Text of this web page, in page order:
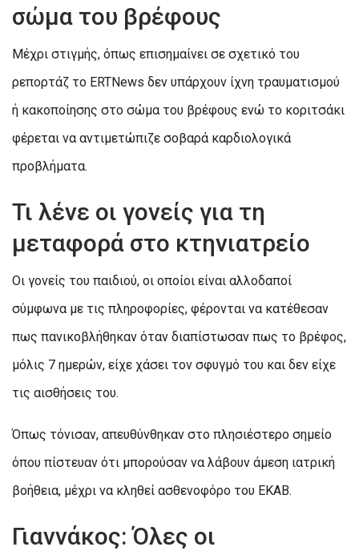
σώμα του βρέφους
Μέχρι στιγμής, όπως επισημαίνει σε σχετικό του
ρεπορτάζ το ERTNews δεν υπάρχουν ίχνη τραυματισμού
ή κακοποίησης στο σώμα του βρέφους ενώ το κοριτσάκι
φέρεται να αντιμετώπιζε σοβαρά καρδιολογικά
προβλήματα.
Τι λένε οι γονείς για τη
μεταφορά στο κτηνιατρείο
Οι γονείς του παιδιού, οι οποίοι είναι αλλοδαποί
σύμφωνα με τις πληροφορίες, φέρονται να κατέθεσαν
πως πανικοβλήθηκαν όταν διαπίστωσαν πως το βρέφος,
μόλις 7 ημερών, είχε χάσει τον σφυγμό του και δεν είχε
τις αισθήσεις του.
Όπως τόνισαν, απευθύνθηκαν στο πλησιέστερο σημείο
όπου πίστευαν ότι μπορούσαν να λάβουν άμεση ιατρική
βοήθεια, μέχρι να κληθεί ασθενοφόρο του ΕΚΑΒ.
Γιαννάκος: Όλες οι